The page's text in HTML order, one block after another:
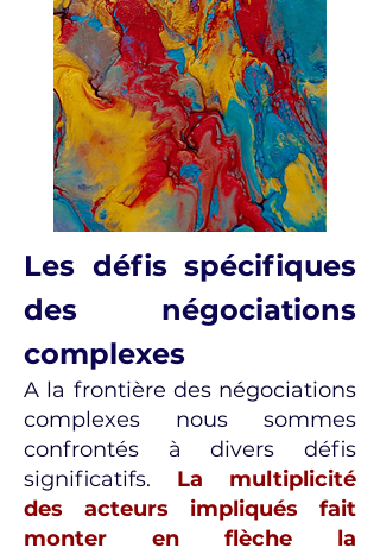
Les défis spécifiques
des négociations
complexes
A la frontière des négociations
complexes nous sommes
confrontés à divers défis
significatifs. La multiplicité
des acteurs impliqués fait
monter en flèche la